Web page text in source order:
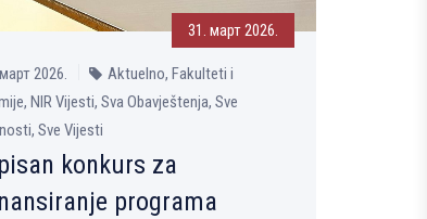
31. март 2026.
2026.
Aktuelno, Fakulteti i
NIR Vijesti, Sva Obavještenja, Sve
Sve Vijesti
konkurs za
programa